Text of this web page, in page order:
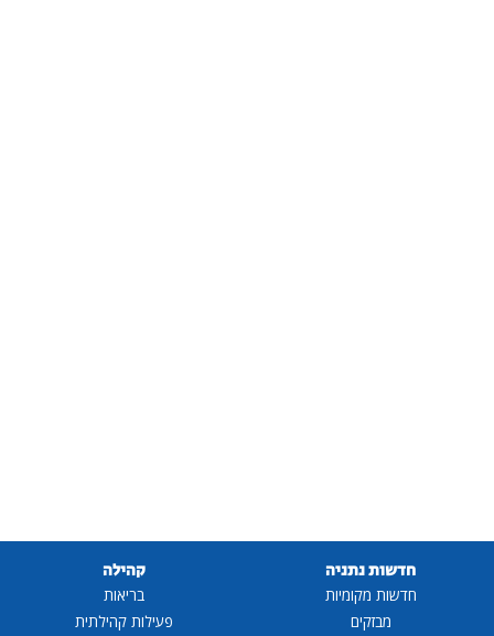
חדשות נתניה
חדשות מקומיות
מבזקים
קהילה
בריאות
פעילות קהילתית